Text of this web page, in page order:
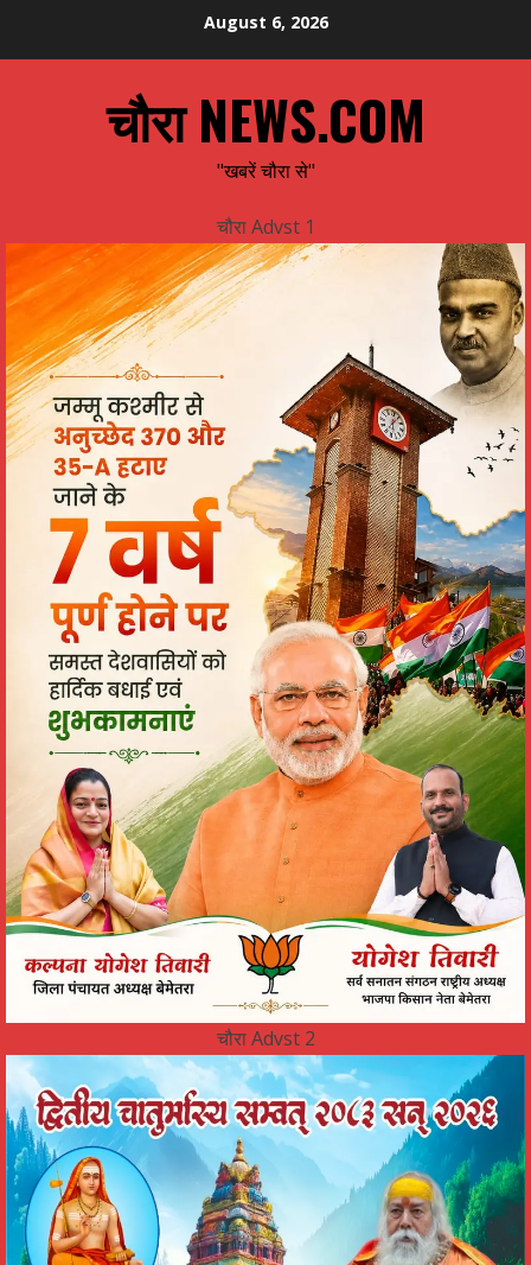
August 6, 2026
चौरा NEWS.COM
"खबरें चौरा से"
चौरा Advst 1
चौरा Advst 2